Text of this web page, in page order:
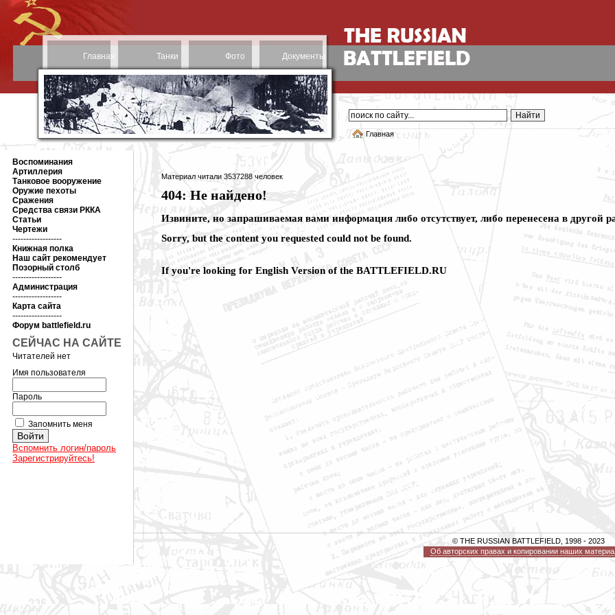
Главная Танки Фото Документы
Главная
Воспоминания
Артиллерия
Танковое вооружение
Оружие пехоты
Сражения
Средства связи РККА
Статьи
Чертежи
------------------
Книжная полка
Наш сайт рекомендует
Позорный столб
------------------
Администрация
------------------
Карта сайта
------------------
Форум battlefield.ru
СЕЙЧАС НА САЙТЕ
Читателей нет
Имя пользователя
Пароль
Запомнить меня
Вспомнить логин/пароль
Зарегистрируйтесь!
Материал читали 3537288 человек
404: Не найдено!
Извините, но запрашиваемая вами информация либо отсутствует, либо перенесена в другой
Sorry, but the content you requested could not be found.
If you're looking for English Version of the BATTLEFIELD.RU
© THE RUSSIAN BATTLEFIELD, 1998 - 2023
Об авторских правах и копировании наших